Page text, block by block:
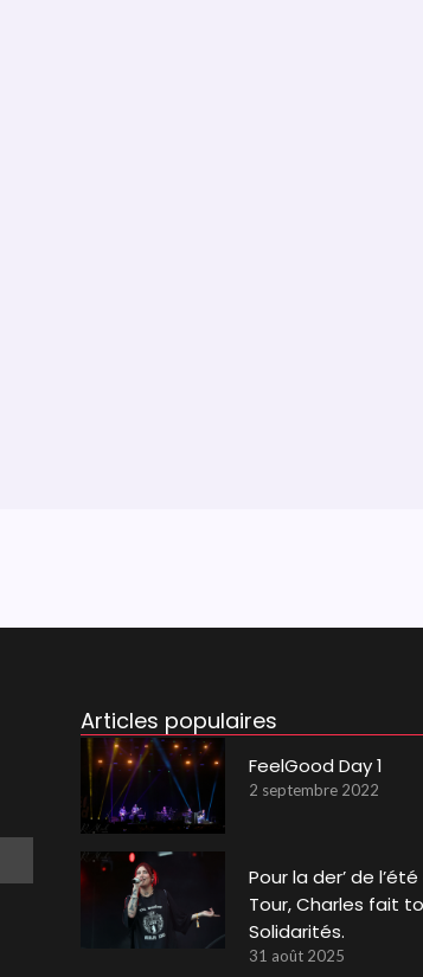
Articles populaires
FeelGood Day 1
2 septembre 2022
Pour la der’ de
Tour, Charles fait
Solidarités.
31 août 2025